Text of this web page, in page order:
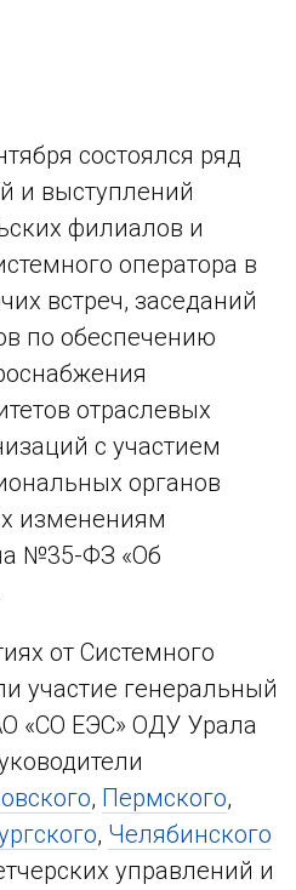
состоялся ряд
и выступлений
филиалов и
оператора в
встреч, заседаний
по обеспечению
отраслевых
с участием
органов
изменениям
№35-ФЗ «Об
от Системного
участие генеральный
«СО ЕЭС» ОДУ Урала
, Пермского,
, Челябинского
управлений и